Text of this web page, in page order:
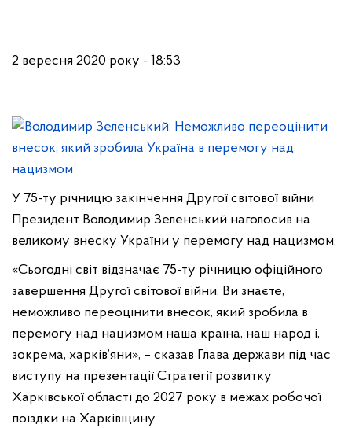
2 вересня 2020 року - 18:53
У 75-ту річницю закінчення Другої світової війни
Президент Володимир Зеленський наголосив на
великому внеску України у перемогу над нацизмом.
«Сьогодні світ відзначає 75-ту річницю офіційного
завершення Другої світової війни. Ви знаєте,
неможливо переоцінити внесок, який зробила в
перемогу над нацизмом наша країна, наш народ і,
зокрема, харків’яни», – сказав Глава держави під час
виступу на презентації Стратегії розвитку
Харківської області до 2027 року в межах робочої
поїздки на Харківщину.